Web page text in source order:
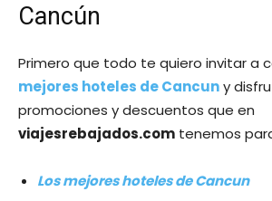
Cancún
Primero que todo te quiero invitar a
mejores hoteles de Cancuny
promociones y descuentos que en
viajesrebajados.com tenemos
Los mejores hoteles de Cancun